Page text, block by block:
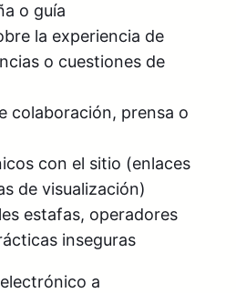
o guía
la experiencia de
o cuestiones de
colaboración, prensa o
con el sitio (enlaces
de visualización)
estafas, operadores
inseguras
a